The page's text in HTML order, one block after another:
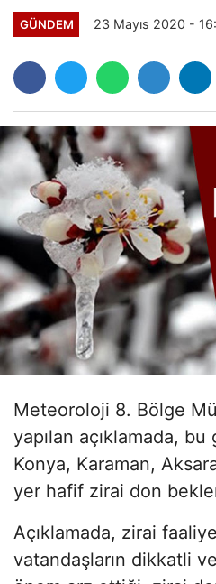
GÜNDEM 23 Mayıs 2020 -
Meteoroloji 8. Bölge
yapılan açıklamada,
Konya, Karaman,
yer hafif zirai don
Açıklamada, zirai
vatandaşların dikkatli